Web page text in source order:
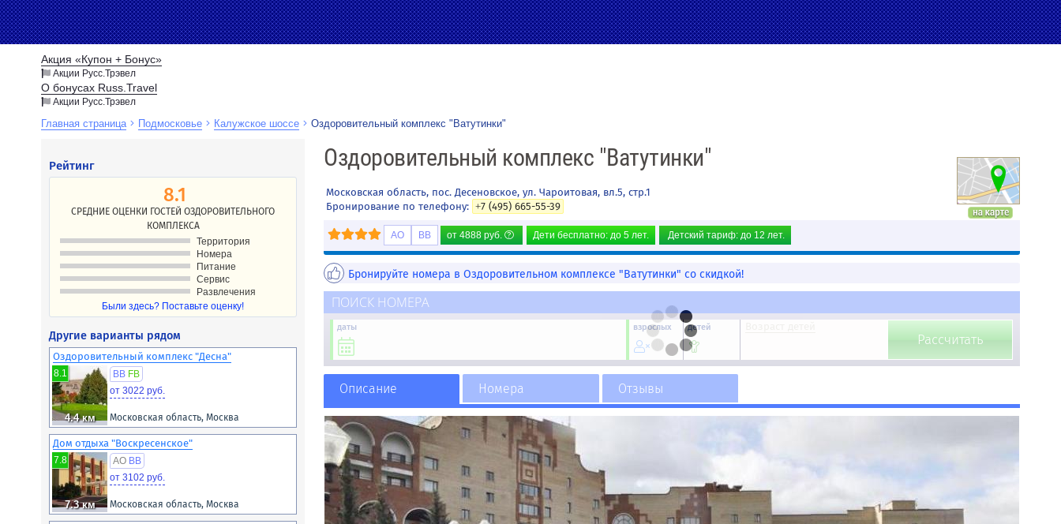
Направление
Акция «Купон + Бонус»
Акции Русс.Трэвел
О бонусах Russ.Travel
Акции Русс.Трэвел
Главная страница Подмосковье Калужское шоссе Оздоровительный комплекс "Ватутинки"
Рейтинг
8.1
СРЕДНИЕ ОЦЕНКИ ГОСТЕЙ ОЗДОРОВИТЕЛЬНОГО
КОМПЛЕКСА
Территория
Номера
Питание
Сервис
Развлечения
Были здесь? Поставьте оценку!
Другие варианты рядом
Оздоровительный комплекс "Десна"
4.4 км
8.1 BB FB
от 3022 руб.
Московская область, Москва
Дом отдыха "Воскресенское"
7.3 км
7.8 AO BB
от 3102 руб.
Московская область, Москва
Оздоровительный комплекс "Ватутинки"
Московская область, пос. Десеновское, ул. Чароитовая, вл.5, стр.1
Бронирование по телефону: +7 (495) 665-55-39
AO BB от 4888 руб. Дети бесплатно: до 5 лет. Детский тариф: до 12 лет.
Бронируйте номера в Оздоровительном комплексе "Ватутинки" со скидкой!
ПОИСК НОМЕРА
даты взрослых детей
Описание Номера Отзывы